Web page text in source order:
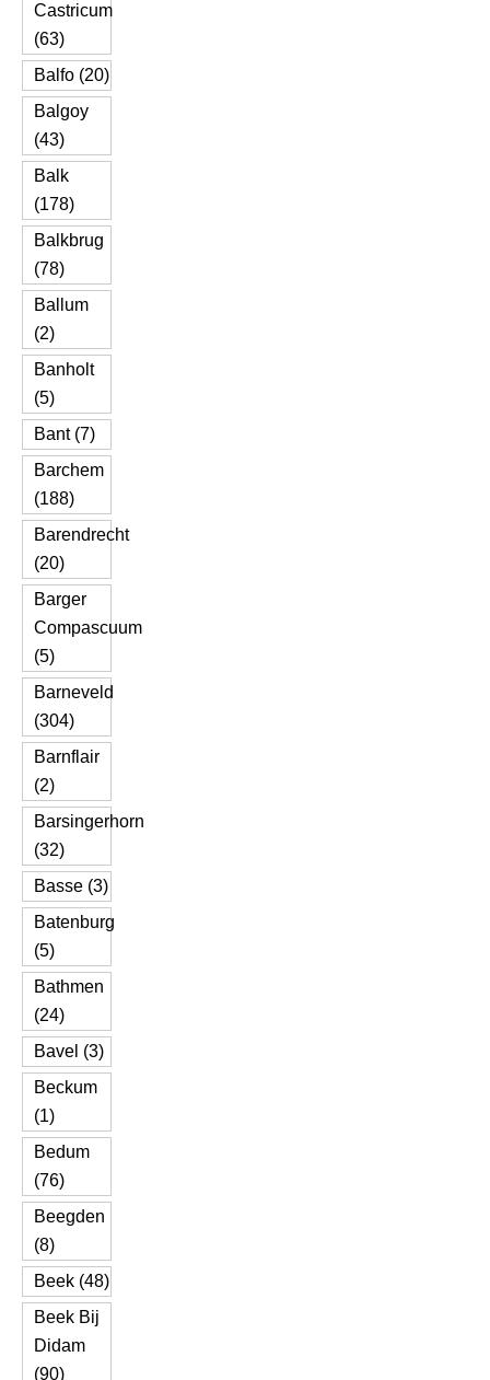
Castricum
(63)
Balfo (20)
Balgoy
(43)
Balk
(178)
Balkbrug
(78)
Ballum
(2)
Banholt
(5)
Bant (7)
Barchem
(188)
Barendrecht
(20)
Barger
Compascuum
(5)
Barneveld
(304)
Barnflair
(2)
Barsingerhorn
(32)
Basse (3)
Batenburg
(5)
Bathmen
(24)
Bavel (3)
Beckum
(1)
Bedum
(76)
Beegden
(8)
Beek (48)
Beek Bij
Didam
(90)